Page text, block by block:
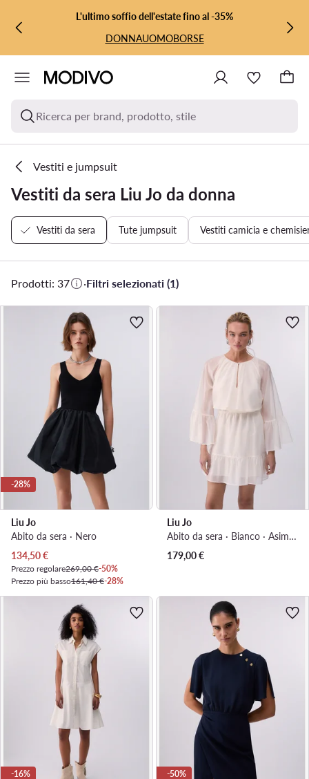
VAI AL CONTENUTO PRINCIPALE
VAI ALLA RICERCAL'ultimo soffio dell'estate fino al -35%
DONNAUOMOBORSE
Ricerca per brand, prodotto, stile
Vestiti e jumpsuit
Vestiti da sera Liu Jo da donna
Vestiti da sera Tute jumpsuit Vestiti camicia e
Prodotti: 37 ·Filtri selezionati (1)
-28%
Liu Jo
Abito da sera · Nero
Prezzo attuale
134,50€
Prezzo regolare269,00 €-50%
Prezzo più basso161,40 €-28%
Liu Jo
Abito da sera · Bianco · Asimmetrica
179,00€
-16% -50%